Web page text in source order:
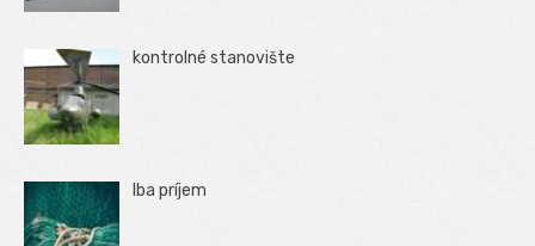
kontrolné stanovište
Iba príjem